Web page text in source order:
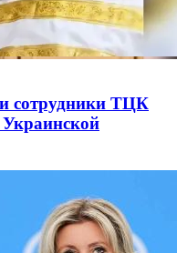
сотрудники ТЦК